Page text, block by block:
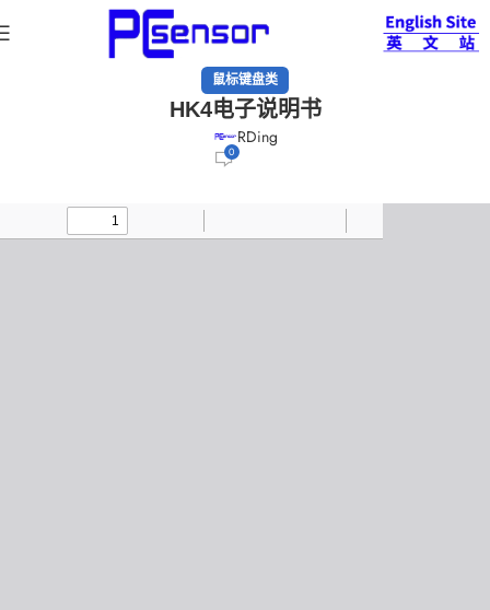
鼠标键盘类
HK4电子说明书
RDing
0